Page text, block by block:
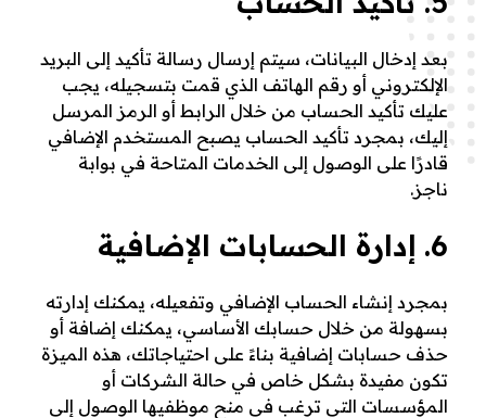
بعد إدخال البيانات، سيتم إرسال رسالة تأكيد إلى البريد
الإلكتروني أو رقم الهاتف الذي قمت بتسجيله، يجب
عليك تأكيد الحساب من خلال الرابط أو الرمز المرسل
إليك، بمجرد تأكيد الحساب يصبح المستخدم الإضافي
قادرًا على الوصول إلى الخدمات المتاحة في بوابة
ناجز.
6. إدارة الحسابات الإضافية
بمجرد إنشاء الحساب الإضافي وتفعيله، يمكنك إدارته
بسهولة من خلال حسابك الأساسي، يمكنك إضافة أو
حذف حسابات إضافية بناءً على احتياجاتك، هذه الميزة
تكون مفيدة بشكل خاص في حالة الشركات أو
المؤسسات التي ترغب في منح موظفيها الوصول إلى